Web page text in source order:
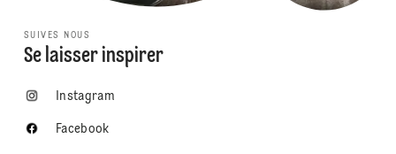
SUIVES NOUS
Se laisser inspirer
Instagram
Facebook